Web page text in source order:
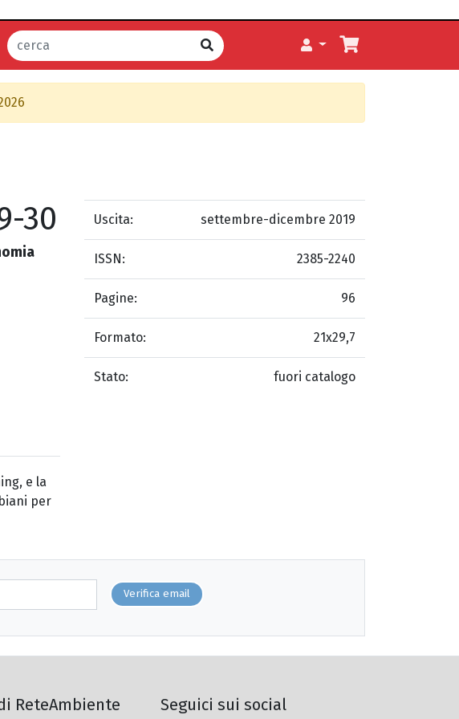
30
e la
per
Uscita: settembre-dicembre 2019
ISSN: 2385-2240
Pagine: 96
Formato: 21x29,7
Stato: fuori catalogo
Verifica email
ReteAmbiente Seguici sui social